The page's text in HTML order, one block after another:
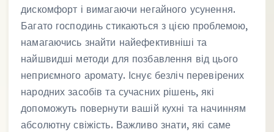
дискомфорт і вимагаючи негайного усунення.
Багато господинь стикаються з цією проблемою,
намагаючись знайти найефективніші та
найшвидші методи для позбавлення від цього
неприємного аромату. Існує безліч перевірених
народних засобів та сучасних рішень, які
допоможуть повернути вашій кухні та начинням
абсолютну свіжість. Важливо знати, які саме